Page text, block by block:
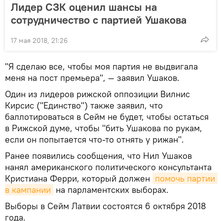
Лидер СЗК оценил шансы на
сотрудничество с партией Ушакова
17 мая 2018, 21:26
"Я сделаю все, чтобы моя партия не выдвигала
меня на пост премьера", — заявил Ушаков.
Один из лидеров рижской оппозиции Вилнис
Кирсис ("Единство") также заявил, что
баллотироваться в Сейм не будет, чтобы остаться
в Рижской думе, чтобы "бить Ушакова по рукам,
если он попытается что-то отнять у рижан".
Ранее появились сообщения, что Нил Ушаков
нанял американского политического консультанта
Кристиана Ферри, который должен помочь партии
в кампании на парламентских выборах.
Выборы в Сейм Латвии состоятся 6 октября 2018
года.